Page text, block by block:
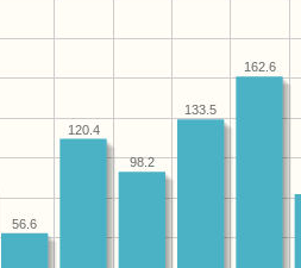
162.6
133.5
98.2
120.4
56.6